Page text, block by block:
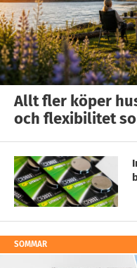
Allt fler köper
och flexibilitet
SOMMAR